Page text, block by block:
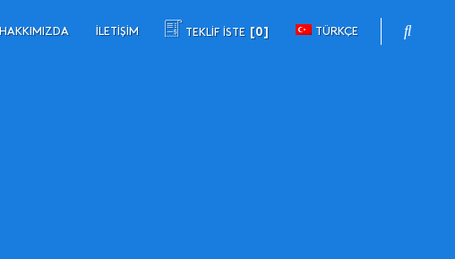
HAKKIMIZDA İLETIŞIM TEKLİF İSTE 0 TÜRKÇE